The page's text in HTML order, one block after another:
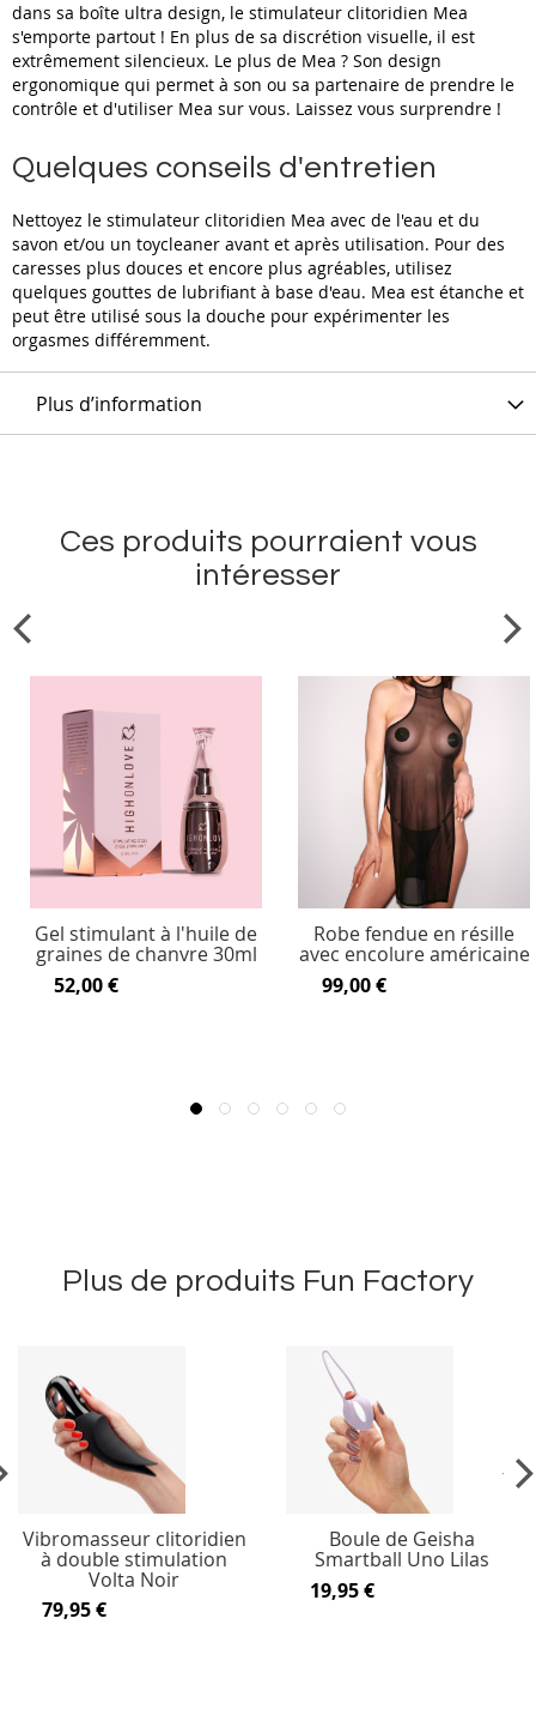
dans sa boîte ultra design, le stimulateur clitoridien Mea
s'emporte partout ! En plus de sa discrétion visuelle, il est
extrêmement silencieux. Le plus de Mea ? Son design
ergonomique qui permet à son ou sa partenaire de prendre le
contrôle et d'utiliser Mea sur vous. Laissez vous surprendre !
Quelques conseils d'entretien
Nettoyez le stimulateur clitoridien Mea avec de l'eau et du
savon et/ou un toycleaner avant et après utilisation. Pour des
caresses plus douces et encore plus agréables, utilisez
quelques gouttes de lubrifiant à base d'eau. Mea est étanche et
peut être utilisé sous la douche pour expérimenter les
orgasmes différemment.
Plus d’information
Ces produits pourraient vous
intéresser
Gel stimulant à l'huile de
graines de chanvre 30ml
52,00 €
Robe fendue en résille
avec encolure américaine
99,00 €
Plus de produits Fun Factory
Vibromasseur clitoridien
à double stimulation
Volta Noir
79,95 €
Boule de Geisha
Smartball Uno Lilas
19,95 €